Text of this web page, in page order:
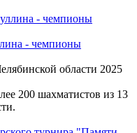
- чемпионы
области 2025
200 шахматистов из 13